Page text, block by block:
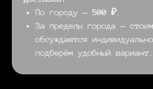
По городу — 500 ₽.
За пределы города —
обсуждаются
подберём удобный вариант.